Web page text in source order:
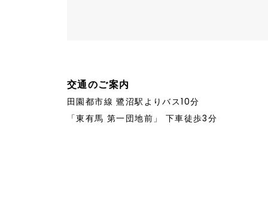
交通のご案内
田園都市線 鷺沼駅よりバス10分
「東有馬 第一団地前」 下車徒歩3分